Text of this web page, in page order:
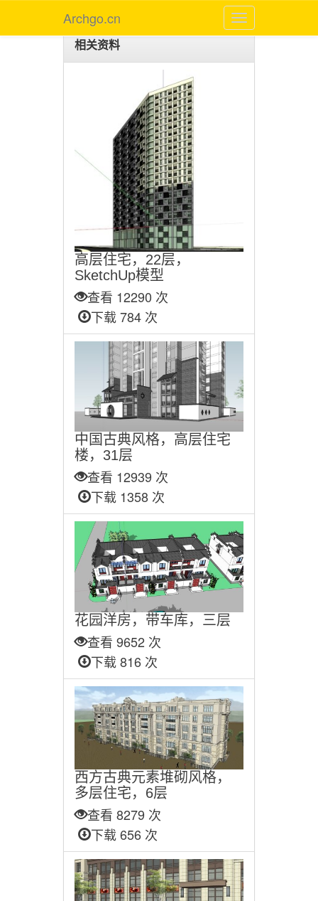
Archgo.cn
相关资料
高层住宅，22层，
SketchUp模型
查看 12290 次
下载 784 次
中国古典风格，高层住宅
楼，31层
查看 12939 次
下载 1358 次
花园洋房，带车库，三层
查看 9652 次
下载 816 次
西方古典元素堆砌风格，
多层住宅，6层
查看 8279 次
下载 656 次